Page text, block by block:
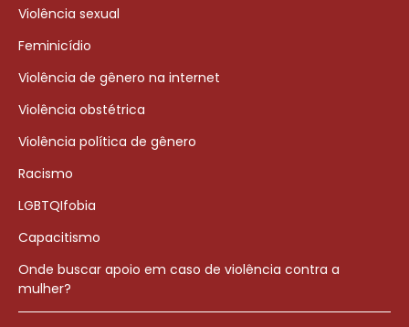
Violência sexual
Feminicídio
Violência de gênero na internet
Violência obstétrica
Violência política de gênero
Racismo
LGBTQIfobia
Capacitismo
Onde buscar apoio em caso de violência contra a
mulher?